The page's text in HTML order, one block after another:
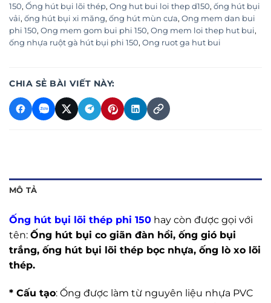
150, Ống hút bụi lõi thép, Ong hut bui loi thep d150, ống hút bụi
vải, ống hút bụi xi măng, ống hút mùn cưa, Ong mem dan bui
phi 150, Ong mem gom bui phi 150, Ong mem loi thep hut bui,
ống nhựa ruột gà hút bụi phi 150, Ong ruot ga hut bui
CHIA SẺ BÀI VIẾT NÀY:
MÔ TẢ
Ống hút bụi lõi thép phi 150 hay còn được gọi với
tên: Ống hút bụi co giãn đàn hồi, ống gió bụi
trắng, ống hút bụi lõi thép bọc nhựa, ống lò xo lõi
thép.
* Cấu tạo: Ống được làm từ nguyên liệu nhựa PVC